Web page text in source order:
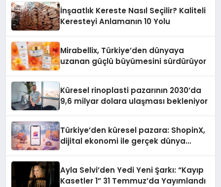
İnşaatlık Kereste Nasıl Seçilir? Kaliteli
Keresteyi Anlamanın 10 Yolu
Mirabellix, Türkiye’den dünyaya
uzanan güçlü büyümesini sürdürüyor
Küresel rinoplasti pazarının 2030’da
9,6 milyar dolara ulaşması bekleniyor
Türkiye’den küresel pazara: ShopinX,
dijital ekonomi ile gerçek dünya
Ayla Selvi’den Yedi Yeni Şarkı: “Kayıp
Kasetler 1” 31 Temmuz’da Yayımlandı